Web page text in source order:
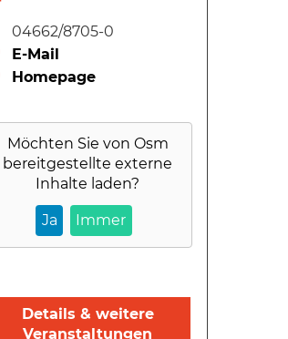
04662/8705-0
E-Mail
Homepage
Möchten Sie von Osm
bereitgestellte externe
Inhalte laden?
Ja Immer
Details & weitere
Veranstaltungen